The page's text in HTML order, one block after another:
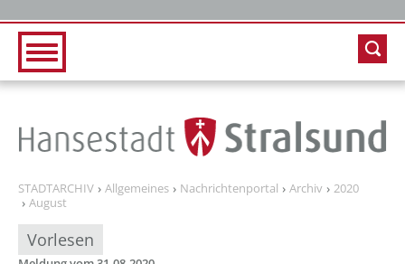
STADTARCHIV Allgemeines Nachrichtenportal Archiv
2020
August
Vorlesen